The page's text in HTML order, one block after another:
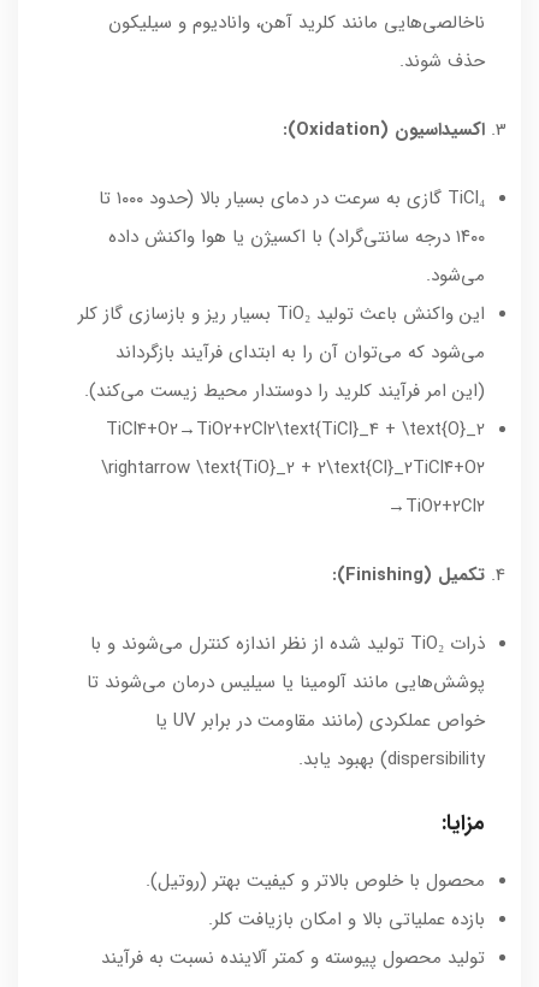
ناخالصی‌هایی مانند کلرید آهن، وانادیوم و سیلیکون
حذف شوند.
اکسیداسیون (Oxidation):
TiCl₄ گازی به سرعت در دمای بسیار بالا (حدود ۱۰۰۰ تا
۱۴۰۰ درجه سانتی‌گراد) با اکسیژن یا هوا واکنش داده
می‌شود.
این واکنش باعث تولید TiO₂ بسیار ریز و بازسازی گاز کلر
می‌شود که می‌توان آن را به ابتدای فرآیند بازگرداند
(این امر فرآیند کلرید را دوستدار محیط زیست می‌کند).
TiCl4+O2→TiO2+2Cl2\text{TiCl}_4 + \text{O}_2
\rightarrow \text{TiO}_2 + 2\text{Cl}_2TiCl۴+O۲
→TiO۲+۲Cl۲
تکمیل (Finishing):
ذرات TiO₂ تولید شده از نظر اندازه کنترل می‌شوند و با
پوشش‌هایی مانند آلومینا یا سیلیس درمان می‌شوند تا
خواص عملکردی (مانند مقاومت در برابر UV یا
dispersibility) بهبود یابد.
مزایا:
محصول با خلوص بالاتر و کیفیت بهتر (روتیل).
بازده عملیاتی بالا و امکان بازیافت کلر.
تولید محصول پیوسته و کمتر آلاینده نسبت به فرآیند